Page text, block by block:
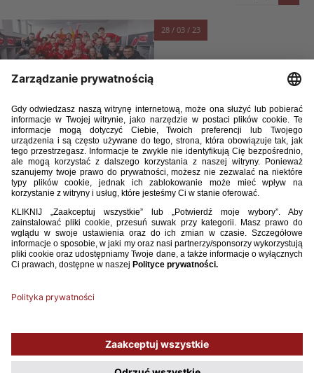
28 / 03 / 23
U-19: EMOCJE W OSTATNIM MECZU! REMIS POLSKI Z
SERBIĄ I AWANS NA MISTRZOSTWA EUROPY!
Mnóstwo emocji dostarczyło ostatnie spotkanie reprezentacji Polski do
lat 19 w spotkaniu z Serbią. Biało-czerwoni przegrywali po pierwszej
kolejne trafienie. Gdy wydawało się, że awans jest już poza zasięgiem –
polskiej drużynie udało się zdobyć bramkę kontaktową po samobójczym
trafieniu przeciwnika. Na trzy minuty przed końcem regulaminowego
czasu do remisu doprowadził Wiktor Matyjewicz. Spotkanie zakończyło
się rezultatem 2:2 i taki wynik dał pierwsze miejsce w grupie naszej
drużynie, która zapewniła sobie udział w mistrzostwach Europy!
14 15 ... 42
Używamy plików cookies, aby ułatwić Ci korzystanie z naszego serwisu
oraz do celów statystycznych. Jeśli nie blokujesz tych plików, to zgadzasz